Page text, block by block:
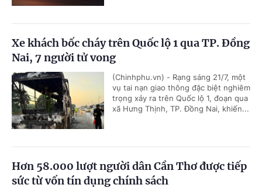
Xe khách bốc cháy trên Quốc lộ 1 qua TP. Đồng
Nai, 7 người tử vong
(Chinhphu.vn) - Rạng sáng 21/7, một
vụ tai nạn giao thông đặc biệt nghiêm
trọng xảy ra trên Quốc lộ 1, đoạn qua
xã Hưng Thịnh, TP. Đồng Nai, khiến...
Hơn 58.000 lượt người dân Cần Thơ được tiếp
sức từ vốn tín dụng chính sách